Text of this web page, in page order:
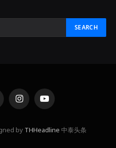
InstagramYouTube
by THHeadline 中泰头条